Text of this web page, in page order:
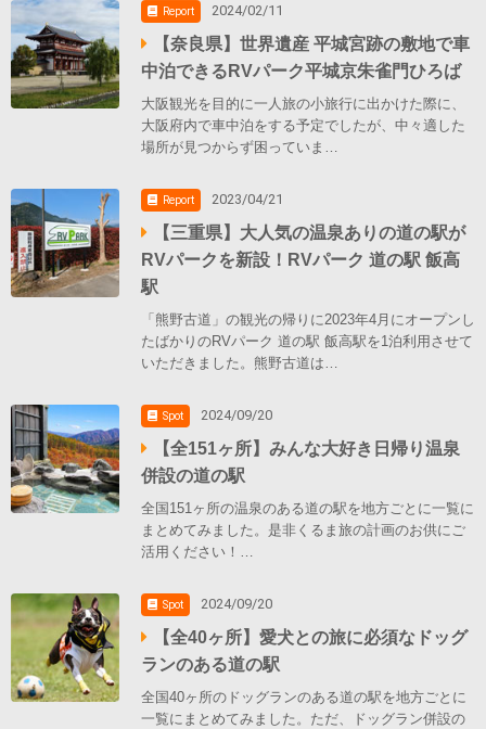
Report 2024/02/11
【奈良県】世界遺産 平城宮跡の敷地で車
中泊できるRVパーク平城京朱雀門ひろば
大阪観光を目的に一人旅の小旅行に出かけた際に、
大阪府内で車中泊をする予定でしたが、中々適した
場所が見つからず困っていま…
Report 2023/04/21
【三重県】大人気の温泉ありの道の駅が
RVパークを新設！RVパーク 道の駅 飯高
駅
「熊野古道」の観光の帰りに2023年4月にオープンし
たばかりのRVパーク 道の駅 飯高駅を1泊利用させて
いただきました。熊野古道は…
Spot 2024/09/20
【全151ヶ所】みんな大好き日帰り温泉
併設の道の駅
全国151ヶ所の温泉のある道の駅を地方ごとに一覧に
まとめてみました。是非くるま旅の計画のお供にご
活用ください！…
Spot 2024/09/20
【全40ヶ所】愛犬との旅に必須なドッグ
ランのある道の駅
全国40ヶ所のドッグランのある道の駅を地方ごとに
一覧にまとめてみました。ただ、ドッグラン併設の